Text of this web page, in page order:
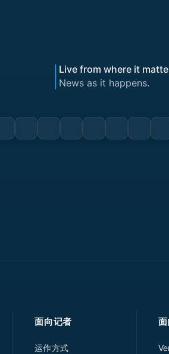
Live from where it
News as it happens.
面向记者
运作方式